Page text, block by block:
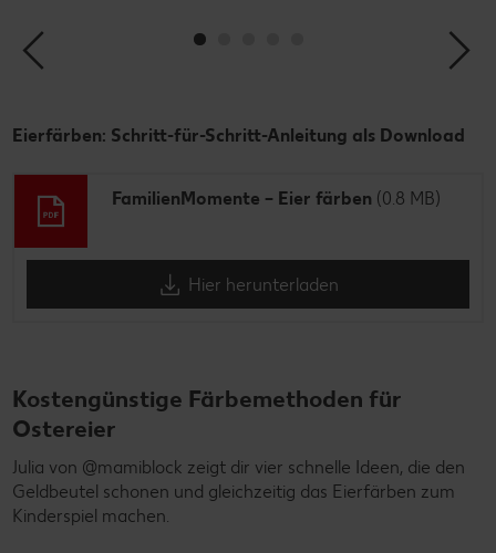
Eierfärben: Schritt-für-Schritt-Anleitung als Download
FamilienMomente – Eier färben (0.8 MB)
Hier herunterladen
Kostengünstige Färbemethoden für
Ostereier
Julia von @mamiblock zeigt dir vier schnelle Ideen, die den
Geldbeutel schonen und gleichzeitig das Eierfärben zum
Kinderspiel machen.